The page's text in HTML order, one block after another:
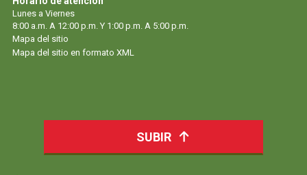
Lunes a Viernes
8:00 a.m. A 12:00 p.m. Y 1:00 p.m. A 5:00 p.m.
Mapa del sitio
Mapa del sitio en formato XML
SUBIR